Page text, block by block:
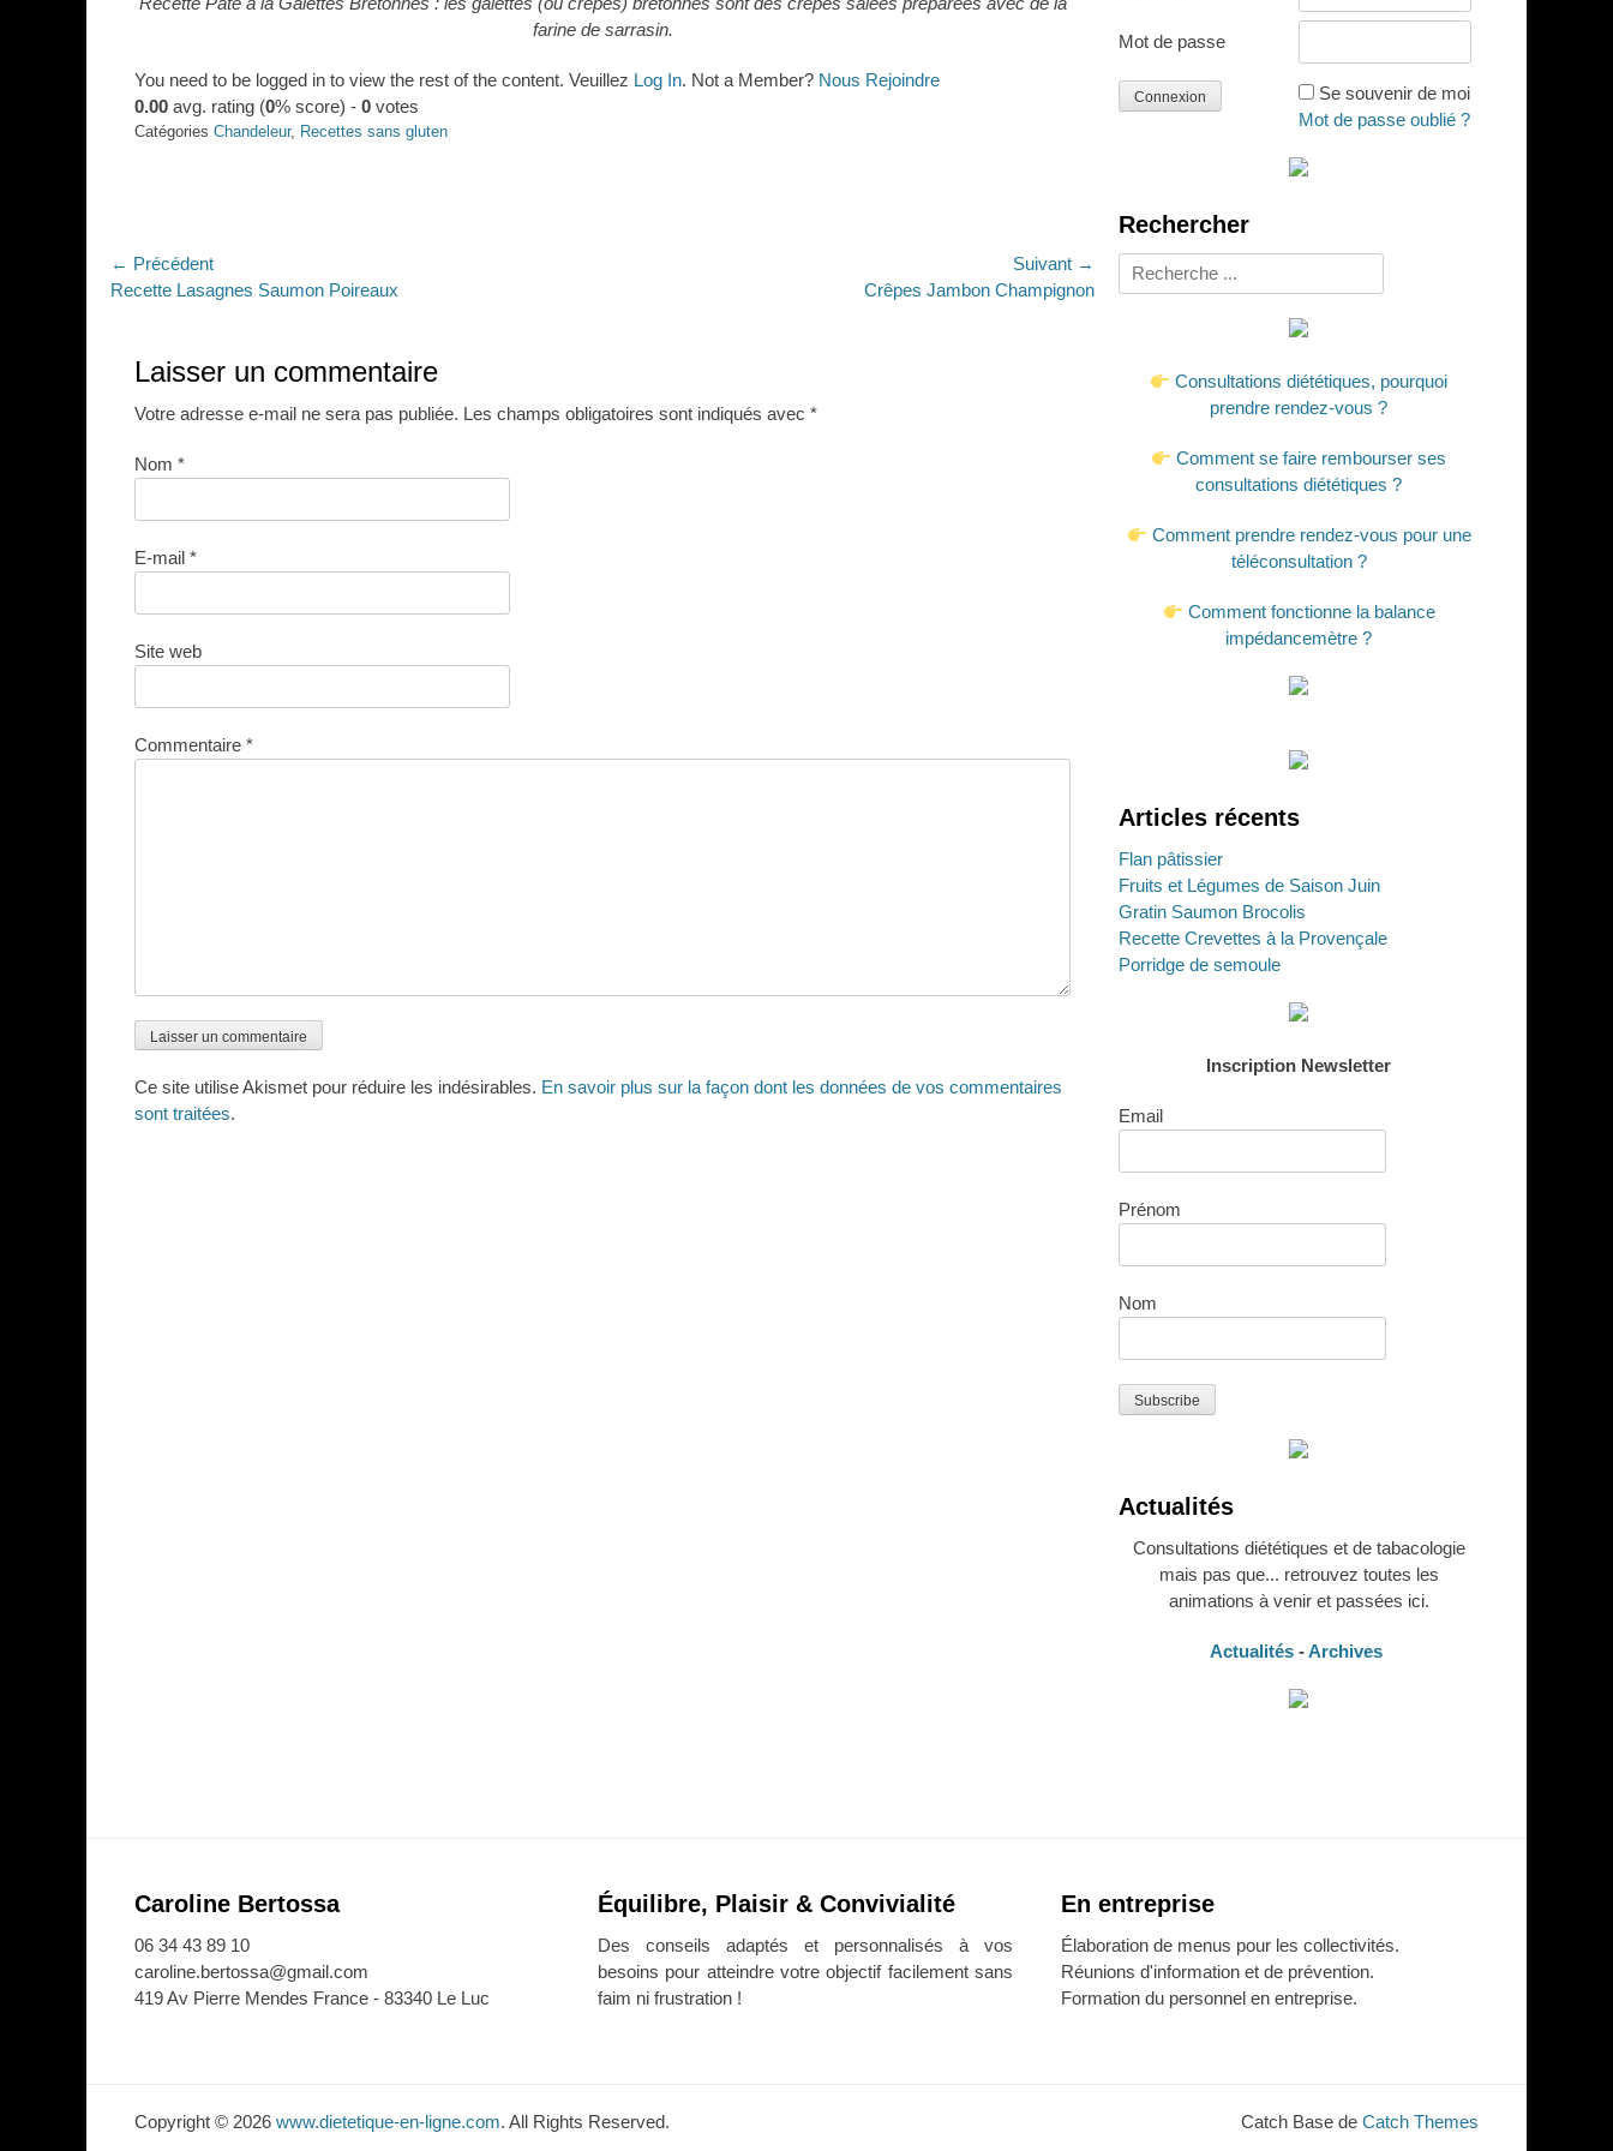
farine de sarrasin.
You need to be logged in to view the rest of the content. Veuillez Log In. Not a Member? Nous Rejoindre
0.00 avg. rating (0% score) - 0 votes
Catégories Chandeleur, Recettes sans gluten
Navigation
de
← Précédent
Article
Recette Lasagnes Saumon Poireaux
Suivant →
Crêpes Jambon Champignon
Laisser un commentaire
Votre adresse e-mail ne sera pas publiée. Les champs obligatoires sont indiqués avec *
Nom *
E-mail *
Site web
Commentaire *
Ce site utilise Akismet pour réduire les indésirables. En savoir plus sur la façon dont les données de vos commentaires
sont traitées.
Mot de passe
Se souvenir de moi
Mot de passe oublié ?
Rechercher
Rechercher :
Consultations diététiques, pourquoi
prendre rendez-vous ?
Comment se faire rembourser ses
consultations diététiques ?
Comment prendre rendez-vous pour une
téléconsultation ?
Comment fonctionne la balance
impédancemètre ?
Articles récents
Flan pâtissier
Fruits et Légumes de Saison Juin
Gratin Saumon Brocolis
Recette Crevettes à la Provençale
Porridge de semoule
Inscription Newsletter
Email
Prénom
Nom
Actualités
Consultations diététiques et de tabacologie
mais pas que... retrouvez toutes les
animations à venir et passées ici.
Actualités -Archives
Caroline Bertossa
06 34 43 89 10
caroline.bertossa@gmail.com
419 Av Pierre Mendes France - 83340 Le Luc
Équilibre, Plaisir & Convivialité
Des conseils adaptés et personnalisés à vos
besoins pour atteindre votre objectif facilement sans
faim ni frustration !
En entreprise
Élaboration de menus pour les collectivités.
Réunions d'information et de prévention.
Formation du personnel en entreprise.
Copyright © 2026 www.dietetique-en-ligne.com. All Rights Reserved. Catch Base de Catch Themes